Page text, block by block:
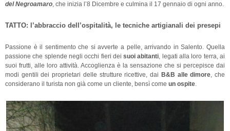
del Negroamaro, che inizia l’8 Dicembre e culmina il 17 gennaio di ogni anno.
TATTO: l’abbraccio dell’ospitalità, le tecniche artigianali dei presepi
Passione è il sentimento che si avverte a pelle, arrivando in Salento. Quella
passione che splende negli occhi fieri deisuoi abitanti, legati alla loro terra, ai
suoi frutti, alle loro attività. Accoglienza è la sensazione che si percepisce dai
modi gentili dei proprietari delle strutture ricettive, dai B&B alle dimore, che
considerano il turista non già come un cliente, bensì come un ospite.